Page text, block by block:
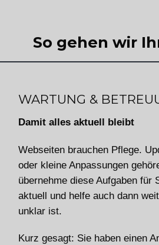
So gehen wir
WARTUNG &
Damit alles aktuell bleibt
Webseiten brauchen Pflege.
oder kleine Anpassungen
übernehme diese Aufgaben für
aktuell und helfe auch dann
unklar ist.
Kurz gesagt: Sie haben einen